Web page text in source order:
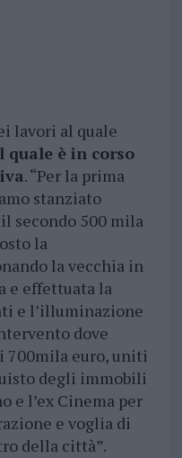
lavori al quale
quale è in corso
. “Per la prima
stanziato
secondo 500 mila
la
la vecchia in
e effettuata la
e l’illuminazione
dove
700mila euro, uniti
degli immobili
e l’ex Cinema per
e voglia di
della città”.